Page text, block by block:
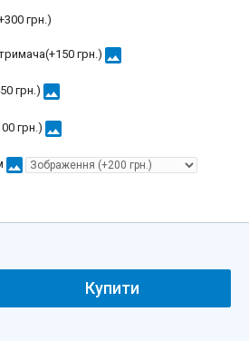
300 грн.)
150 грн.) image
грн.) image
грн.) image
image
Купити